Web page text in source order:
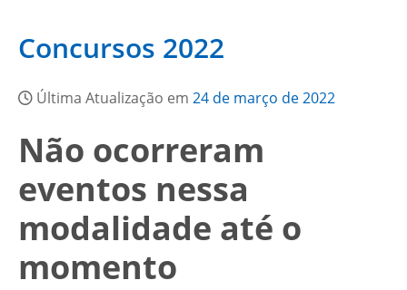
Concursos 2022
Última Atualização em 24 de março de 2022
Não ocorreram
eventos nessa
modalidade até o
momento